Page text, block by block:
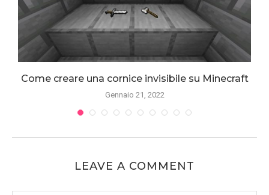
Come creare una cornice invisibile su Minecraft
Gennaio 21, 2022
LEAVE A COMMENT